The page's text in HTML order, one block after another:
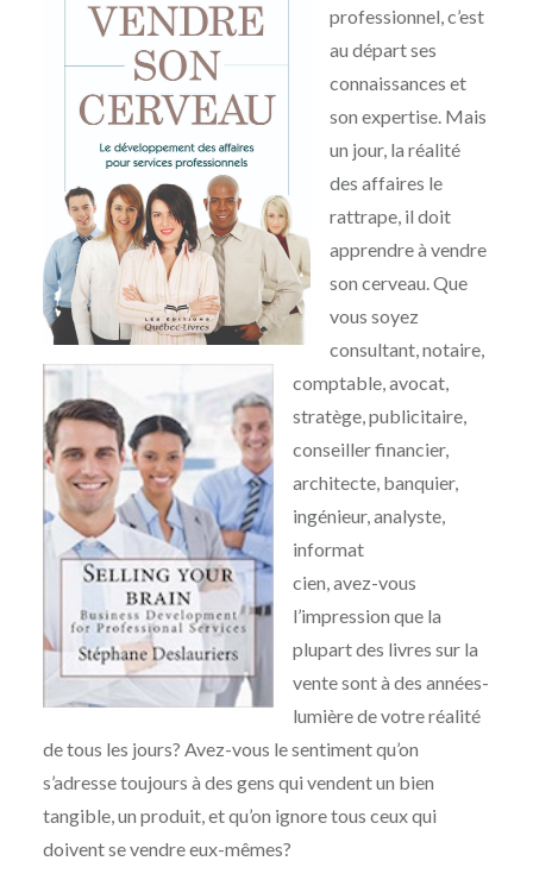
professionnel, c’est
au départ ses
connaissances et
son expertise. Mais
un jour, la réalité
des affaires le
rattrape, il doit
apprendre à vendre
son cerveau. Que
vous soyez
consultant, notaire,
comptable, avocat,
stratège, publicitaire,
conseiller financier,
architecte, banquier,
ingénieur, analyste,
informat
cien, avez-vous
l’impression que la
plupart des livres sur la
vente sont à des années-
lumière de votre réalité
de tous les jours? Avez-vous le sentiment qu’on
s’adresse toujours à des gens qui vendent un bien
tangible, un produit, et qu’on ignore tous ceux qui
doivent se vendre eux-mêmes?